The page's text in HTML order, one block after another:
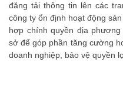
đăng tải thông tin lên các
công ty ổn định hoạt động
hợp chính quyền địa
sở để góp phần tăng cường
doanh nghiệp, bảo vệ quyền